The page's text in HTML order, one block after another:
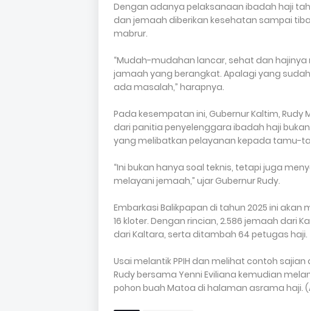
Dengan adanya pelaksanaan ibadah haji
dan jemaah diberikan kesehatan sampai
mabrur.
“Mudah-mudahan lancar, sehat dan
jamaah yang berangkat. Apalagi yang
ada masalah,” harapnya.
Pada kesempatan ini, Gubernur Kaltim,
dari panitia penyelenggara ibadah haji
yang melibatkan pelayanan kepada tamu-
“Ini bukan hanya soal teknis, tetapi juga
melayani jemaah,” ujar Gubernur Rudy.
Embarkasi Balikpapan di tahun 2025 ini
16 kloter. Dengan rincian, 2.586 jemaah dari
dari Kaltara, serta ditambah 64 petugas haji.
Usai melantik PPIH dan melihat contoh
Rudy bersama Yenni Eviliana kemudian
pohon buah Matoa di halaman asrama haji.